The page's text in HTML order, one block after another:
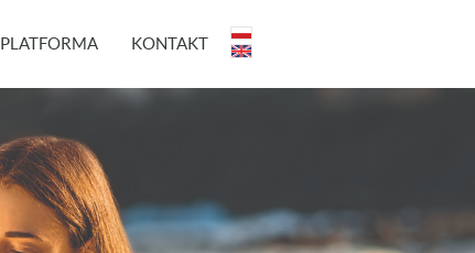
PLATFORMA KONTAKT
Business